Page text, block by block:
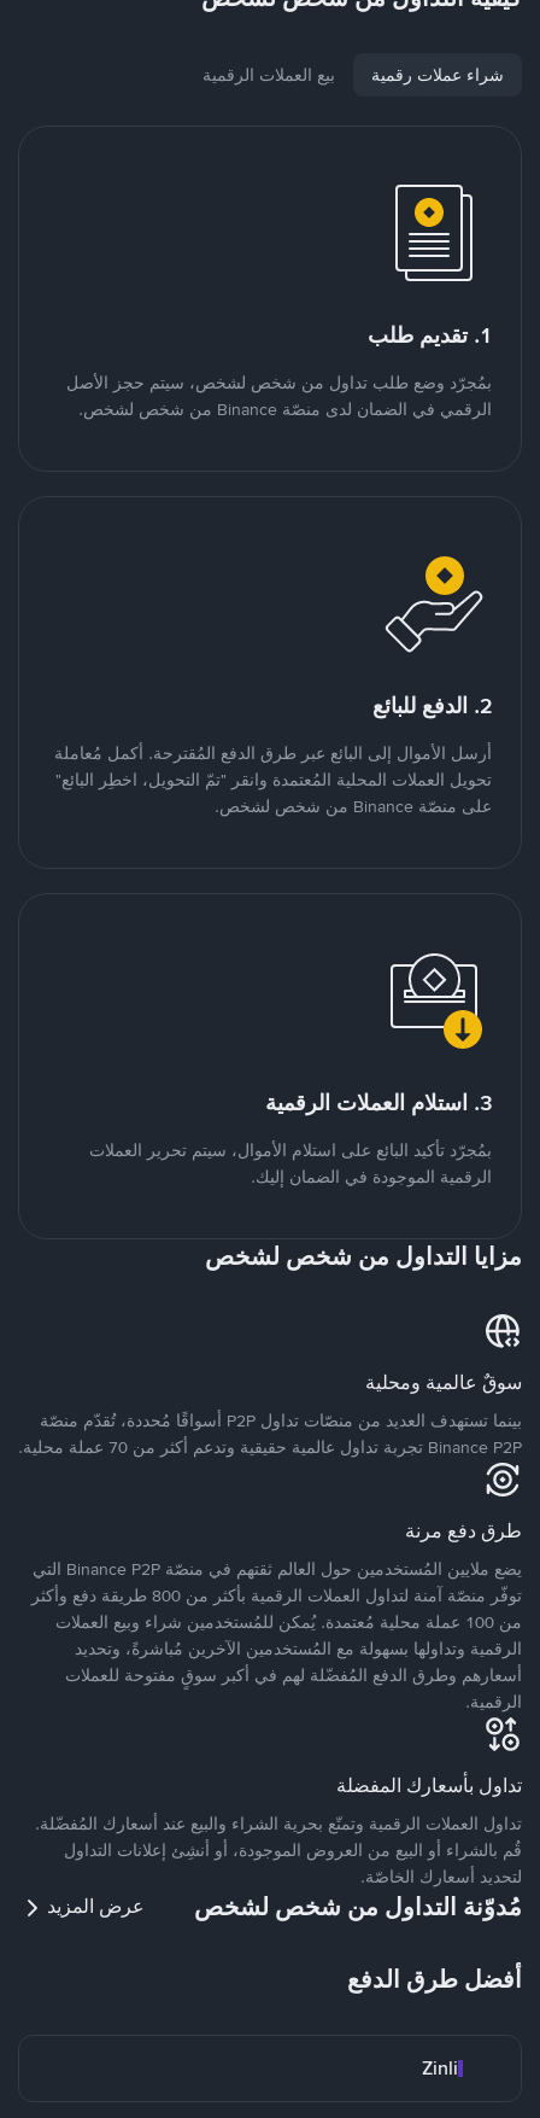
شراء عملات رقمية بيع العملات الرقمية
1. تقديم طلب
بمُجرّد وضع طلب تداول من شخص لشخص، سيتم حجز الأصل
الرقمي في الضمان لدى منصّة Binance من شخص لشخص.
2. الدفع للبائع
أرسل الأموال إلى البائع عبر طرق الدفع المُقترحة. أكمل مُعاملة
تحويل العملات المحلية المُعتمدة وانقر "تمّ التحويل، اخطِر البائع"
على منصّة Binance من شخص لشخص.
3. استلام العملات الرقمية
بمُجرّد تأكيد البائع على استلام الأموال، سيتم تحرير العملات
الرقمية الموجودة في الضمان إليك.
مزايا التداول من شخص لشخص
سوقٌ عالمية ومحلية
بينما تستهدف العديد من منصّات تداول P2P أسواقًا مُحددة، تُقدّم منصّة
Binance P2P تجربة تداول عالمية حقيقية وتدعم أكثر من 70 عملة محلية.
طرق دفع مرنة
يضع ملايين المُستخدمين حول العالم ثقتهم في منصّة Binance P2P التي
توفّر منصّة آمنة لتداول العملات الرقمية بأكثر من 800 طريقة دفع وأكثر
من 100 عملة محلية مُعتمدة. يُمكن للمُستخدمين شراء وبيع العملات
الرقمية وتداولها بسهولة مع المُستخدمين الآخرين مُباشرةً، وتحديد
أسعارهم وطرق الدفع المُفضّلة لهم في أكبر سوقٍ مفتوحة للعملات
الرقمية.
تداول بأسعارك المفضلة
تداول العملات الرقمية وتمتّع بحرية الشراء والبيع عند أسعارك المُفضّلة.
قُم بالشراء أو البيع من العروض الموجودة، أو أنشِئ إعلانات التداول
لتحديد أسعارك الخاصّة.
مُدوّنة التداول من شخص لشخص عرض المزيد
أفضل طرق الدفع
Zinli